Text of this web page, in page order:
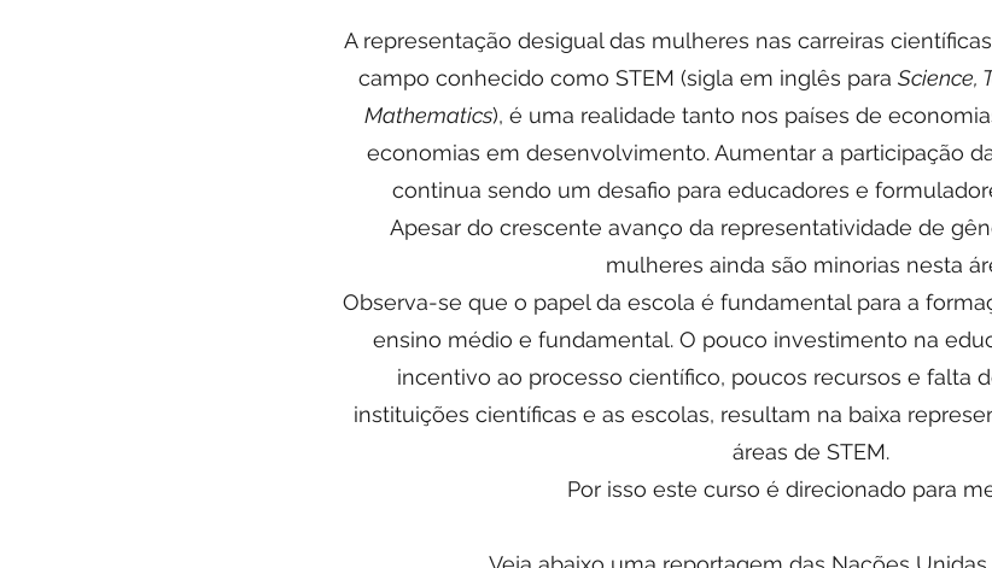
A representação desigual das mulheres nas carreiras
campo conhecido como STEM (sigla em inglês para Science,
Mathematics), é uma realidade tanto nos países de
economias em desenvolvimento. Aumentar a participação
continua sendo um desafio para educadores e
Apesar do crescente avanço da representatividade de
mulheres ainda são minorias nesta
Observa-se que o papel da escola é fundamental para a
ensino médio e fundamental. O pouco investimento na
incentivo ao processo científico, poucos recursos e falta
instituições científicas e as escolas, resultam na baixa
áreas de STEM.
Por isso este curso é direcionado para